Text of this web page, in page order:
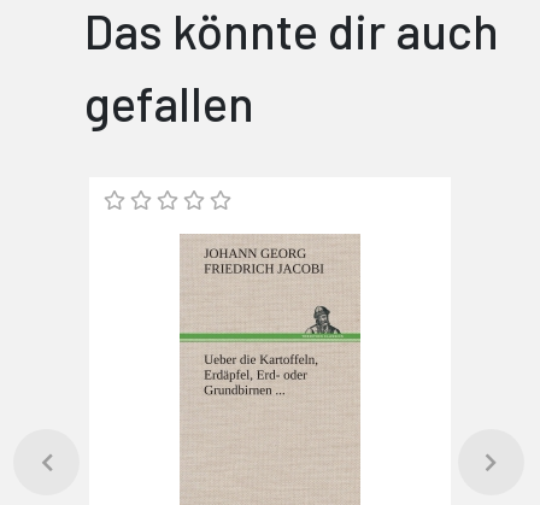
Das könnte dir auch
gefallen